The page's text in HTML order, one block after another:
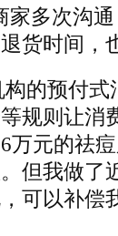
家多次沟
货时间，
的预付
规则让消
万元的祛
但我做了
可以补偿